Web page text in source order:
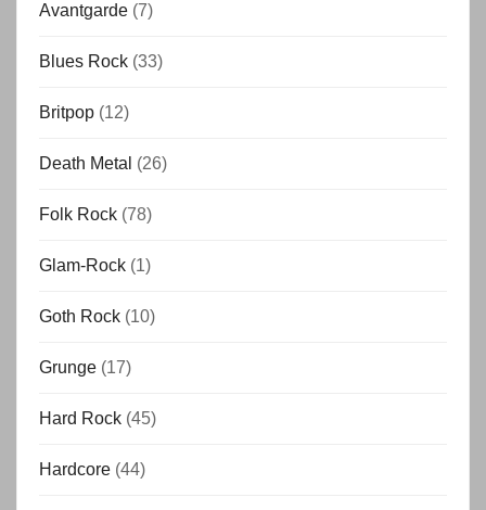
Avantgarde (7)
Blues Rock (33)
Britpop (12)
Death Metal (26)
Folk Rock (78)
Glam-Rock (1)
Goth Rock (10)
Grunge (17)
Hard Rock (45)
Hardcore (44)